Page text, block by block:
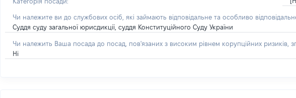
Чи належите ви до службових осіб, які займають відповідальне та особливо
Суддя суду загальної юрисдикції, суддя Конституційного Суду України
Чи належить Ваша посада до посад, пов'язаних з високим рівнем корупційних ризиків,
Ні